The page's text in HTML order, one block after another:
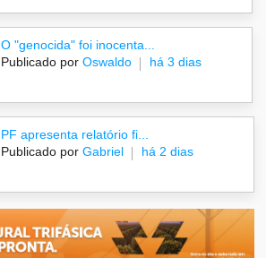
O "genocida" foi inocenta...
Publicado por Oswaldo há 3 dias
PF apresenta relatório fi...
Publicado por Gabriel há 2 dias